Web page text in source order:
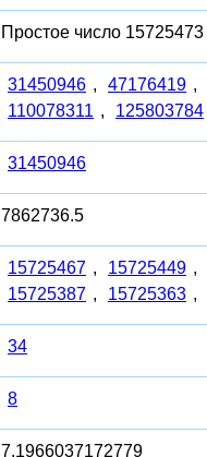
Простое число 15725473
31450946 , 47176419 ,
110078311 , 125803784
31450946
7862736.5
15725467 , 15725449 ,
15725387 , 15725363 ,
34
8
7.1966037172779